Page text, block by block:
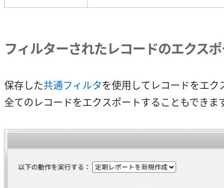
フィルターされたレコードのエクス
保存した共通フィルタを使用してレコードをエ
全てのレコードをエクスポートすることもできます